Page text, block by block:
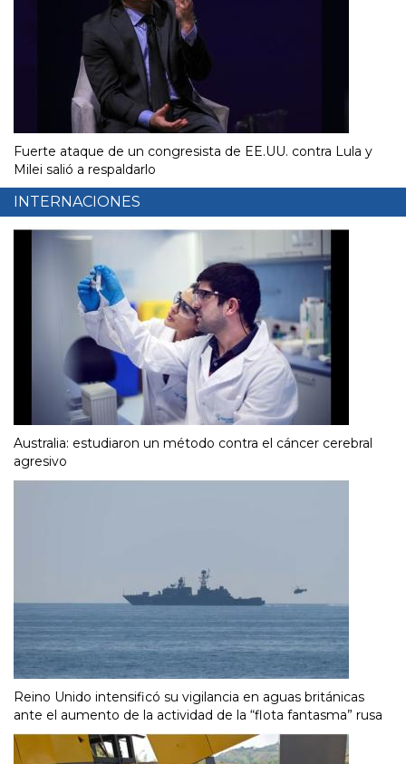
Fuerte ataque de un congresista de EE.UU. contra Lula y
Milei salió a respaldarlo
INTERNACIONES
Australia: estudiaron un método contra el cáncer cerebral
agresivo
Reino Unido intensificó su vigilancia en aguas británicas
ante el aumento de la actividad de la “flota fantasma” rusa